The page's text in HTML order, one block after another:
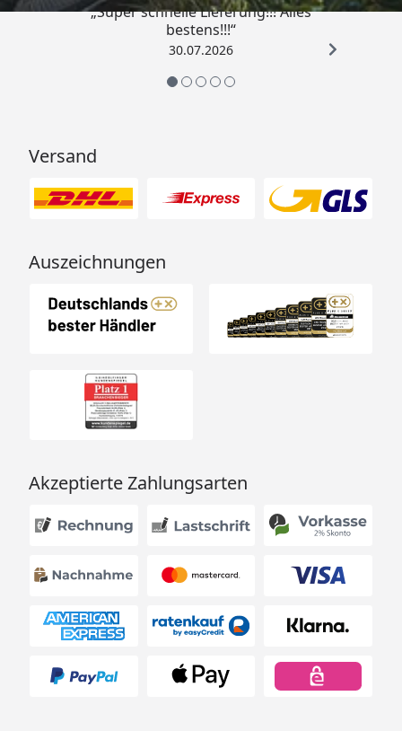
„Super schnelle Lieferung!!! Alles
bestens!!!“
30.07.2026
Versand
Auszeichnungen
Akzeptierte Zahlungsarten